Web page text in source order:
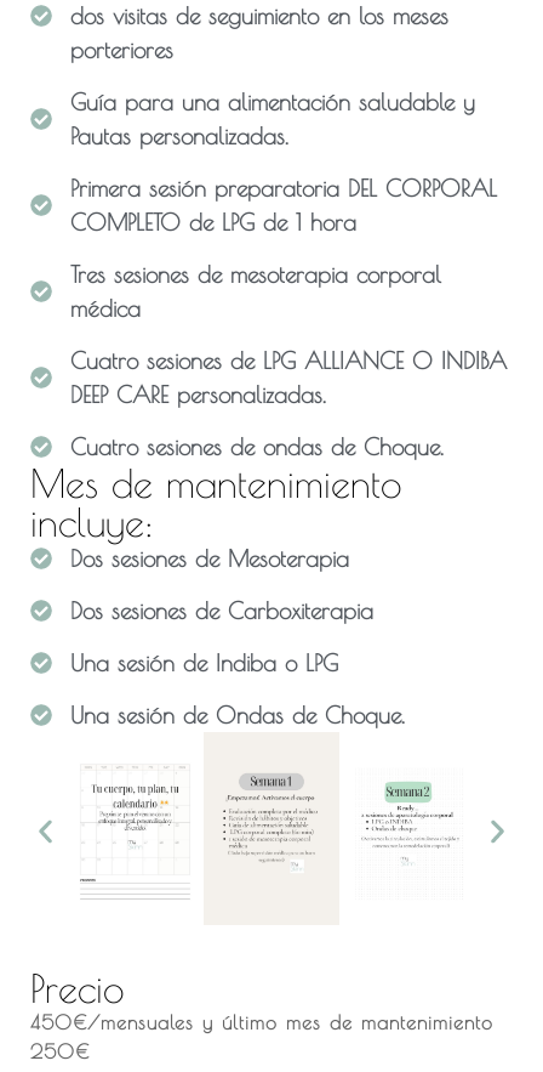
dos visitas de seguimiento en los meses
porteriores
Guía para una alimentación saludable y
Pautas personalizadas.
Primera sesión preparatoria DEL CORPORAL
COMPLETO de LPG de 1 hora
Tres sesiones de mesoterapia corporal
médica
Cuatro sesiones de LPG ALLIANCE O INDIBA
DEEP CARE personalizadas.
Cuatro sesiones de ondas de Choque.
Mes de mantenimiento
incluye:
Dos sesiones de Mesoterapia
Dos sesiones de Carboxiterapia
Una sesión de Indiba o LPG
Una sesión de Ondas de Choque.
Precio
450€/mensuales y último mes de mantenimiento
250€